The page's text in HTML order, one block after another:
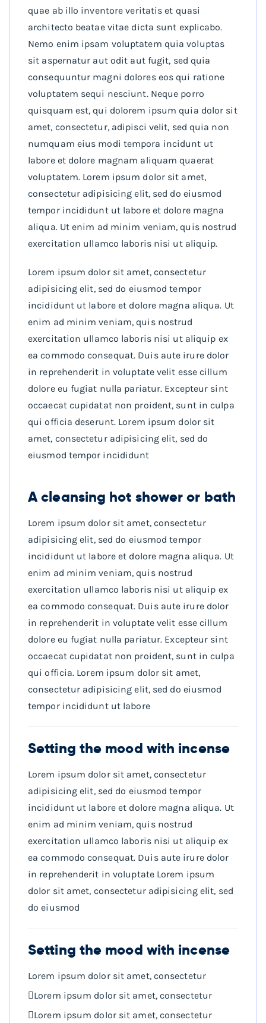
quae ab illo inventore veritatis et quasi
architecto beatae vitae dicta sunt explicabo.
Nemo enim ipsam voluptatem quia voluptas
sit aspernatur aut odit aut fugit, sed quia
consequuntur magni dolores eos qui ratione
voluptatem sequi nesciunt. Neque porro
quisquam est, qui dolorem ipsum quia dolor sit
amet, consectetur, adipisci velit, sed quia non
numquam eius modi tempora incidunt ut
labore et dolore magnam aliquam quaerat
voluptatem. Lorem ipsum dolor sit amet,
consectetur adipisicing elit, sed do eiusmod
tempor incididunt ut labore et dolore magna
aliqua. Ut enim ad minim veniam, quis nostrud
exercitation ullamco laboris nisi ut aliquip.
Lorem ipsum dolor sit amet, consectetur
adipisicing elit, sed do eiusmod tempor
incididunt ut labore et dolore magna aliqua. Ut
enim ad minim veniam, quis nostrud
exercitation ullamco laboris nisi ut aliquip ex
ea commodo consequat. Duis aute irure dolor
in reprehenderit in voluptate velit esse cillum
dolore eu fugiat nulla pariatur. Excepteur sint
occaecat cupidatat non proident, sunt in culpa
qui officia deserunt. Lorem ipsum dolor sit
amet, consectetur adipisicing elit, sed do
eiusmod tempor incididunt
A cleansing hot shower or bath
Lorem ipsum dolor sit amet, consectetur
adipisicing elit, sed do eiusmod tempor
incididunt ut labore et dolore magna aliqua. Ut
enim ad minim veniam, quis nostrud
exercitation ullamco laboris nisi ut aliquip ex
ea commodo consequat. Duis aute irure dolor
in reprehenderit in voluptate velit esse cillum
dolore eu fugiat nulla pariatur. Excepteur sint
occaecat cupidatat non proident, sunt in culpa
qui officia. Lorem ipsum dolor sit amet,
consectetur adipisicing elit, sed do eiusmod
tempor incididunt ut labore
Setting the mood with incense
Lorem ipsum dolor sit amet, consectetur
adipisicing elit, sed do eiusmod tempor
incididunt ut labore et dolore magna aliqua. Ut
enim ad minim veniam, quis nostrud
exercitation ullamco laboris nisi ut aliquip ex
ea commodo consequat. Duis aute irure dolor
in reprehenderit in voluptate Lorem ipsum
dolor sit amet, consectetur adipisicing elit, sed
do eiusmod
Setting the mood with incense
Lorem ipsum dolor sit amet, consectetur
Lorem ipsum dolor sit amet, consectetur
Lorem ipsum dolor sit amet, consectetur